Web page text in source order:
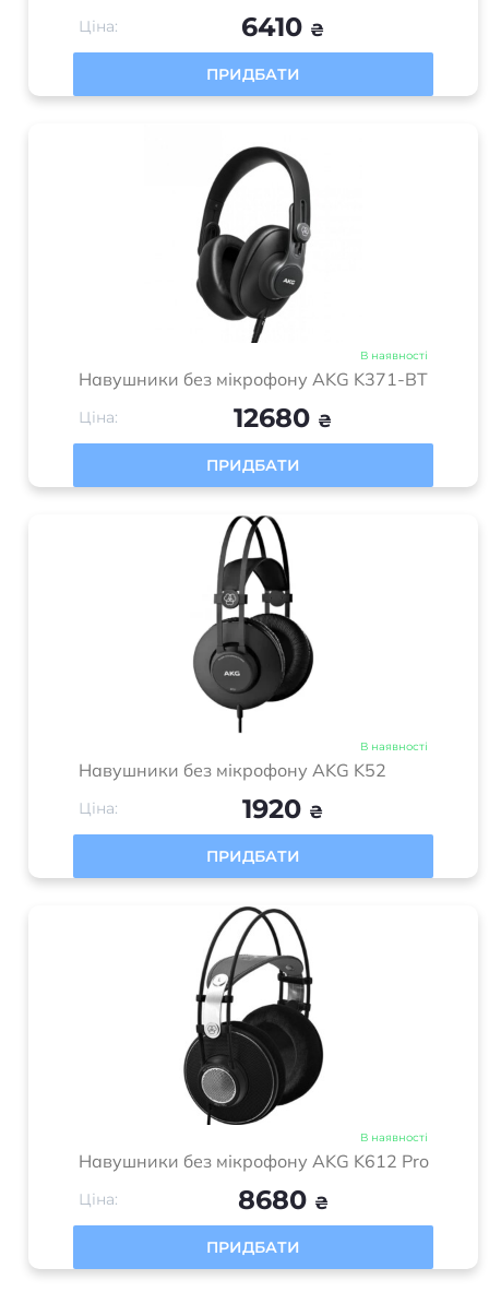
Ціна: 6410₴
ПРИДБАТИ
В наявності
Ціна: 12680₴
ПРИДБАТИ
В наявності
Ціна: 1920₴
ПРИДБАТИ
В наявності
Ціна: 8680₴
ПРИДБАТИ